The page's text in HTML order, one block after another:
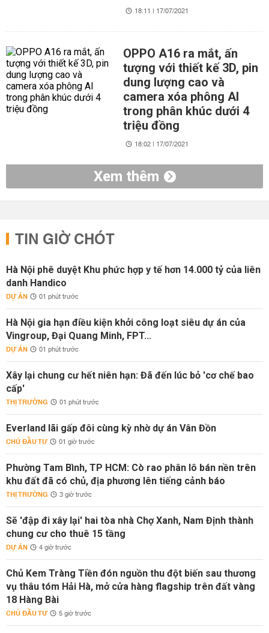
18:11 | 17/07/2021
OPPO A16 ra mắt, ấn
tượng với thiết kế 3D, pin
dung lượng cao và
camera xóa phông AI
trong phân khúc dưới 4
triệu đồng
18:02 | 17/07/2021
Xem thêm
TIN GIỜ CHÓT
Hà Nội phê duyệt Khu phức hợp y tế hơn 14.000 tỷ của liên
danh Handico
DỰ ÁN 01 phút trước
Hà Nội gia hạn điều kiện khởi công loạt siêu dự án của
Vingroup, Đại Quang Minh, FPT...
DỰ ÁN 01 phút trước
Xây lại chung cư hết niên hạn: Đã đến lúc bỏ 'cơ chế bao
cấp'
THỊ TRƯỜNG 01 phút trước
Everland lãi gấp đôi cùng kỳ nhờ dự án Vân Đồn
CHỦ ĐẦU TƯ 01 giờ trước
Phường Tam Bình, TP HCM: Cò rao phân lô bán nền trên
khu đất đã có chủ, địa phương lên tiếng cảnh báo
THỊ TRƯỜNG 3 giờ trước
Sẽ 'đập đi xây lại' hai tòa nhà Chợ Xanh, Nam Định thành
chung cư cho thuê 15 tầng
DỰ ÁN 4 giờ trước
Chủ Kem Tràng Tiền đón nguồn thu đột biến sau thương
vụ thâu tóm Hải Hà, mở cửa hàng flagship trên đất vàng
18 Hàng Bài
CHỦ ĐẦU TƯ 5 giờ trước